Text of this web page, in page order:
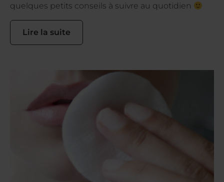
quelques petits conseils à suivre au quotidien
Lire la suite